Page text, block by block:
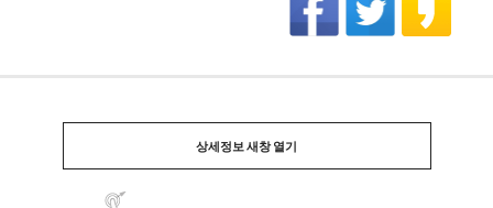
상세정보 새창 열기